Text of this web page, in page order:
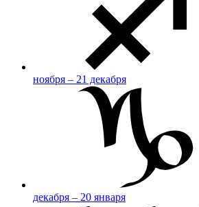
ноября – 21 декабря
декабря – 20 января